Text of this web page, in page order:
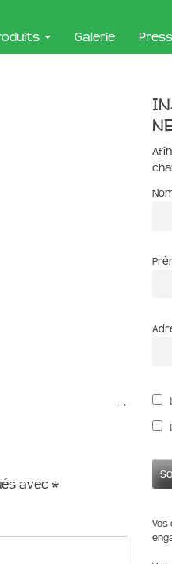
Galerie
→
avec *
Vos